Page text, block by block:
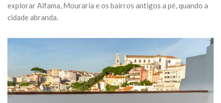
explorar Alfama, Mouraria e os bairros antigos a pé, quando a
cidade abranda.